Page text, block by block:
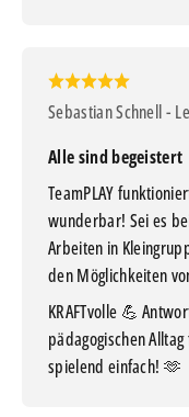
Sebastian Schnell -
Alle sind begeistert
TeamPLAY
wunderbar! Sei es
Arbeiten in
den Möglichkeiten
KRAFTvolle 💪
pädagogischen
spielend einfach! 🫶